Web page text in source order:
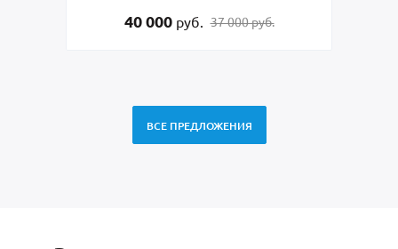
15 000руб.
ВСЕ ПРЕДЛОЖЕНИЯ